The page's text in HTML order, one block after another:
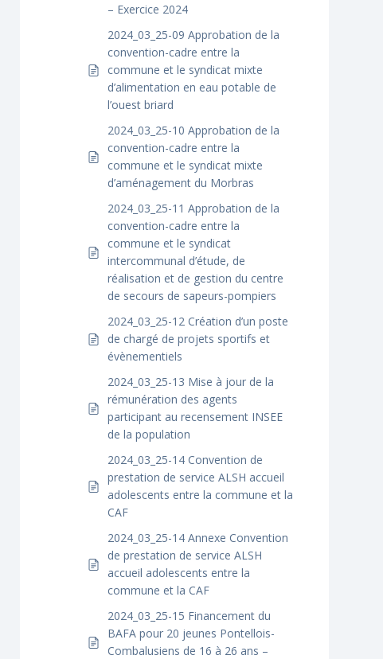
– Exercice 2024
2024_03_25-09 Approbation de la
convention-cadre entre la
commune et le syndicat mixte
d’alimentation en eau potable de
l’ouest briard
2024_03_25-10 Approbation de la
convention-cadre entre la
commune et le syndicat mixte
d’aménagement du Morbras
2024_03_25-11 Approbation de la
convention-cadre entre la
commune et le syndicat
intercommunal d’étude, de
réalisation et de gestion du centre
de secours de sapeurs-pompiers
2024_03_25-12 Création d’un poste
de chargé de projets sportifs et
évènementiels
2024_03_25-13 Mise à jour de la
rémunération des agents
participant au recensement INSEE
de la population
2024_03_25-14 Convention de
prestation de service ALSH accueil
adolescents entre la commune et la
CAF
2024_03_25-14 Annexe Convention
de prestation de service ALSH
accueil adolescents entre la
commune et la CAF
2024_03_25-15 Financement du
BAFA pour 20 jeunes Pontellois-
Combalusiens de 16 à 26 ans –